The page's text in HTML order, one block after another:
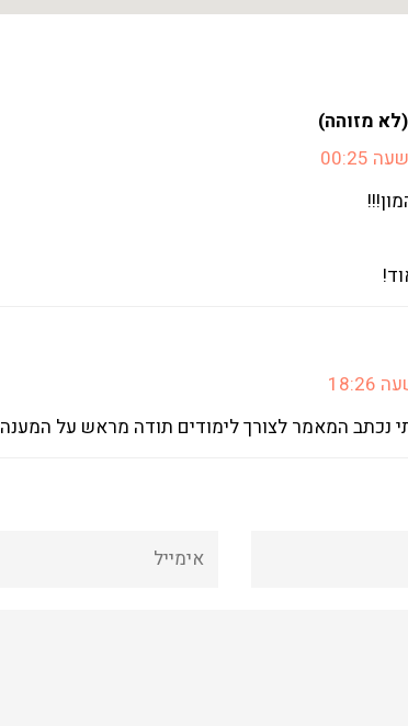
מזוהה)
נכתב המאמר לצורך לימודים תודה מראש על המענה